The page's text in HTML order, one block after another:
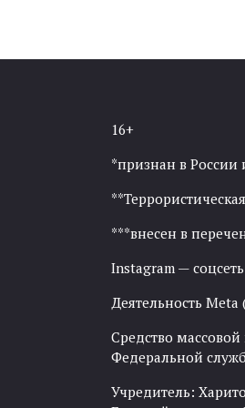
16+
*признан в России
***внесен в
Instagram —
Деятельность Meta
Средство
Федеральной
Учредитель: